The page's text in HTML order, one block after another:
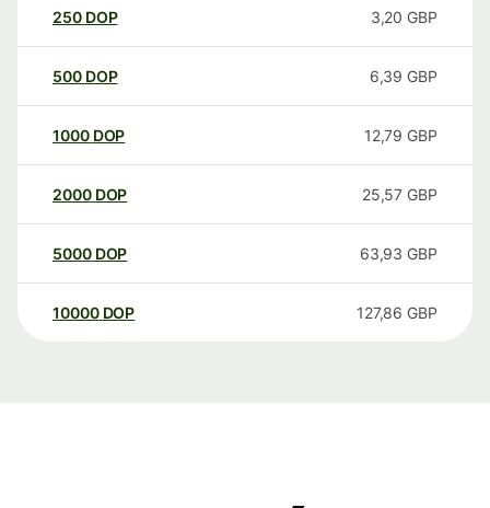
250 DOP 3,20 GBP
500 DOP 6,39 GBP
1000 DOP 12,79 GBP
2000 DOP 25,57 GBP
5000 DOP 63,93 GBP
10000 DOP 127,86 GBP